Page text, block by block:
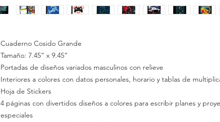
Cuaderno Cosido Grande
Tamaño: 7.45” x 9.45”
Portadas de diseños variados masculinos con relieve
Interiores a colores con datos personales, horario y tablas de
Hoja de Stickers
4 páginas con divertidos diseños a colores para escribir planes y
especiales